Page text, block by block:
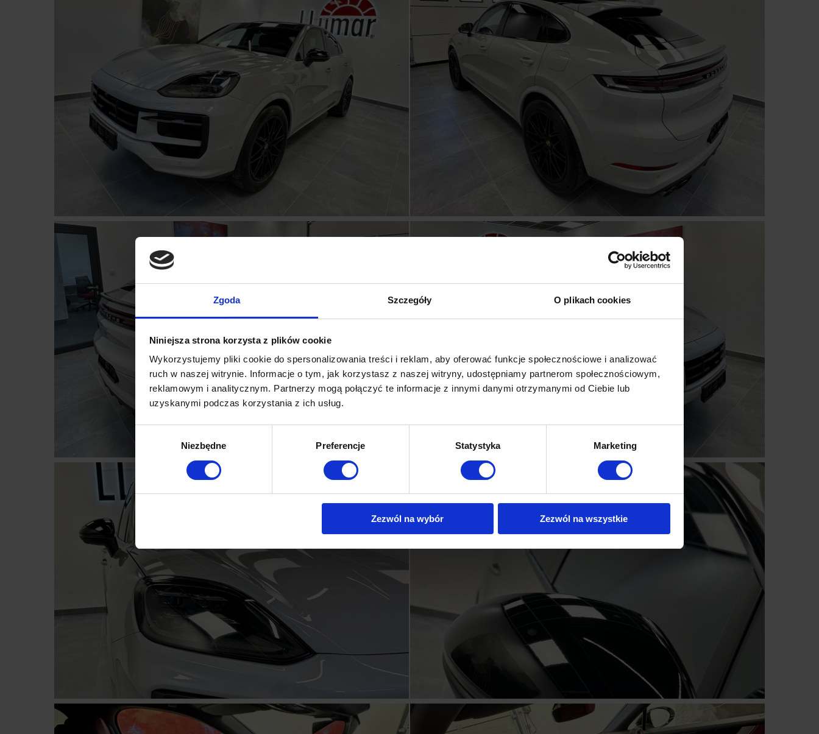
Zgoda Szczegóły O plikach cookies
Niniejsza strona korzysta z plików cookie
Wykorzystujemy pliki cookie do spersonalizowania treści i reklam, aby oferować funkcje społecznościowe i analizować
ruch w naszej witrynie. Informacje o tym, jak korzystasz z naszej witryny, udostępniamy partnerom społecznościowym,
reklamowym i analitycznym. Partnerzy mogą połączyć te informacje z innymi danymi otrzymanymi od Ciebie lub
uzyskanymi podczas korzystania z ich usług.
Niezbędne Preferencje Statystyka Marketing
Zezwól na wybór Zezwól na wszystkie